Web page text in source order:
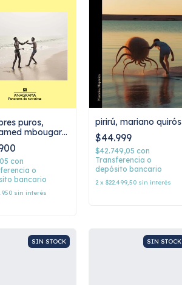
puros,
mbougar
con
o
bancario
sin interés
pirirú, mariano quirós
$44.999
$42.749,05 con
Transferencia o
depósito bancario
2 x $22.499,50 sin interés
SIN STOCK SIN STOCK